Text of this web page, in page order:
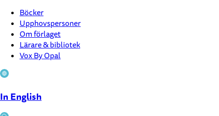
Böcker
Upphovspersoner
Om förlaget
Lärare & bibliotek
Vox By Opal
In English